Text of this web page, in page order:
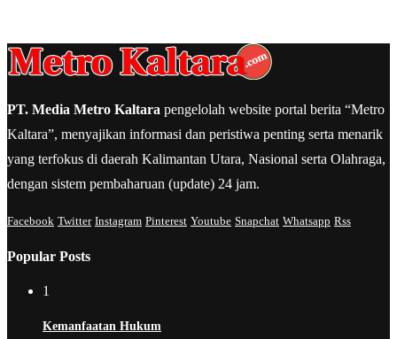
PT. Media Metro Kaltara pengelolah website portal berita “Metro
Kaltara”, menyajikan informasi dan peristiwa penting serta menarik
yang terfokus di daerah Kalimantan Utara, Nasional serta Olahraga,
dengan sistem pembaharuan (update) 24 jam.
Facebook Twitter Instagram Pinterest Youtube Snapchat Whatsapp Rss
Popular Posts
1
Kemanfaatan Hukum